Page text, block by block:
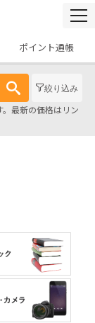
ポイント通帳
絞り込み
最新の価格はリン